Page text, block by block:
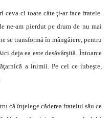
ceva ci toate câte ţi-ar face fratele.
ne-am pierdut pe drum de nu mai
se transformă în mângâiere, pentru
deja ea este desăvârşită. Întoarce
a inimii. Pe cel ce iubeşte,
că înţelege căderea fratelui său ce